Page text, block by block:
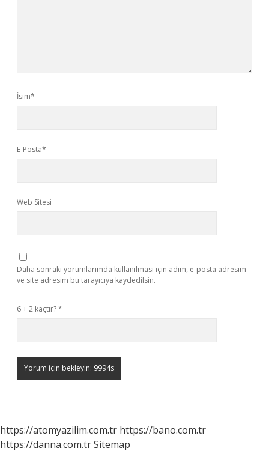
İsim*
E-Posta*
Web Sitesi
Daha sonraki yorumlarımda kullanılması için adım, e-posta adresim
ve site adresim bu tarayıcıya kaydedilsin.
6 + 2 kaçtır?*
https://atomyazilim.com.tr https://bano.com.tr
https://danna.com.trSitemap